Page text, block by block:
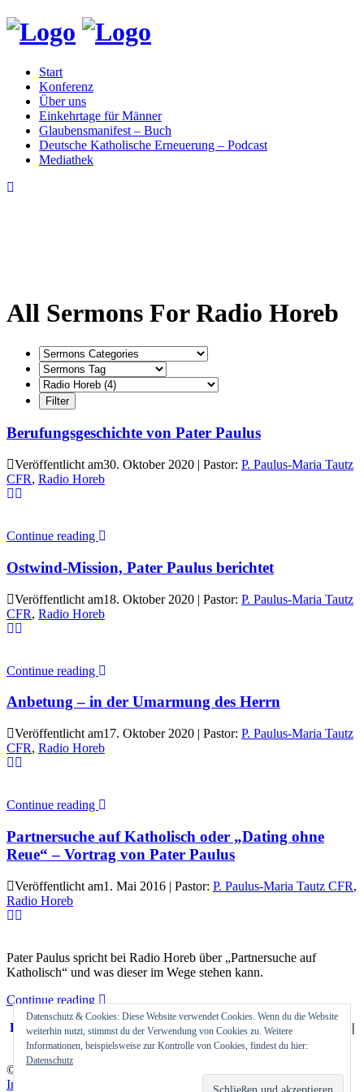
Start
Konferenz
Über uns
Einkehrtage für Männer
Glaubensmanifest – Buch
Deutsche Katholische Erneuerung – Podcast
Mediathek
All Sermons For Radio Horeb
Berufungsgeschichte von Pater Paulus
Veröffentlicht am30. Oktober 2020 | Pastor: P. Paulus-Maria Tautz
CFR, Radio Horeb
Continue reading
Ostwind-Mission, Pater Paulus berichtet
Veröffentlicht am18. Oktober 2020 | Pastor: P. Paulus-Maria Tautz
CFR, Radio Horeb
Continue reading
Anbetung – in der Umarmung des Herrn
Veröffentlicht am17. Oktober 2020 | Pastor: P. Paulus-Maria Tautz
CFR, Radio Horeb
Continue reading
Partnersuche auf Katholisch oder „Dating ohne
Reue“ – Vortrag von Pater Paulus
Veröffentlicht am1. Mai 2016 | Pastor: P. Paulus-Maria Tautz CFR,
Radio Horeb
Pater Paulus spricht bei Radio Horeb über „Partnersuche auf
Katholisch“ und was dieser im Wege stehen kann.
Continue reading
Home|Festival|Konferenz|Projekte|Mediathek|
|
Kontakt|Newsletter|Beten|Spenden
Datenschutz & Cookies: Diese Website verwendet Cookies. Wenn du die Website
weiterhin nutzt, stimmst du der Verwendung von Cookies zu. Weitere
Informationen, beispielsweise zur Kontrolle von Cookies, findest du hier:
Datenschutz
© 2026 GIG – Gott ist gut. Initiative Ostwind 3000 e.V. |
Impressum